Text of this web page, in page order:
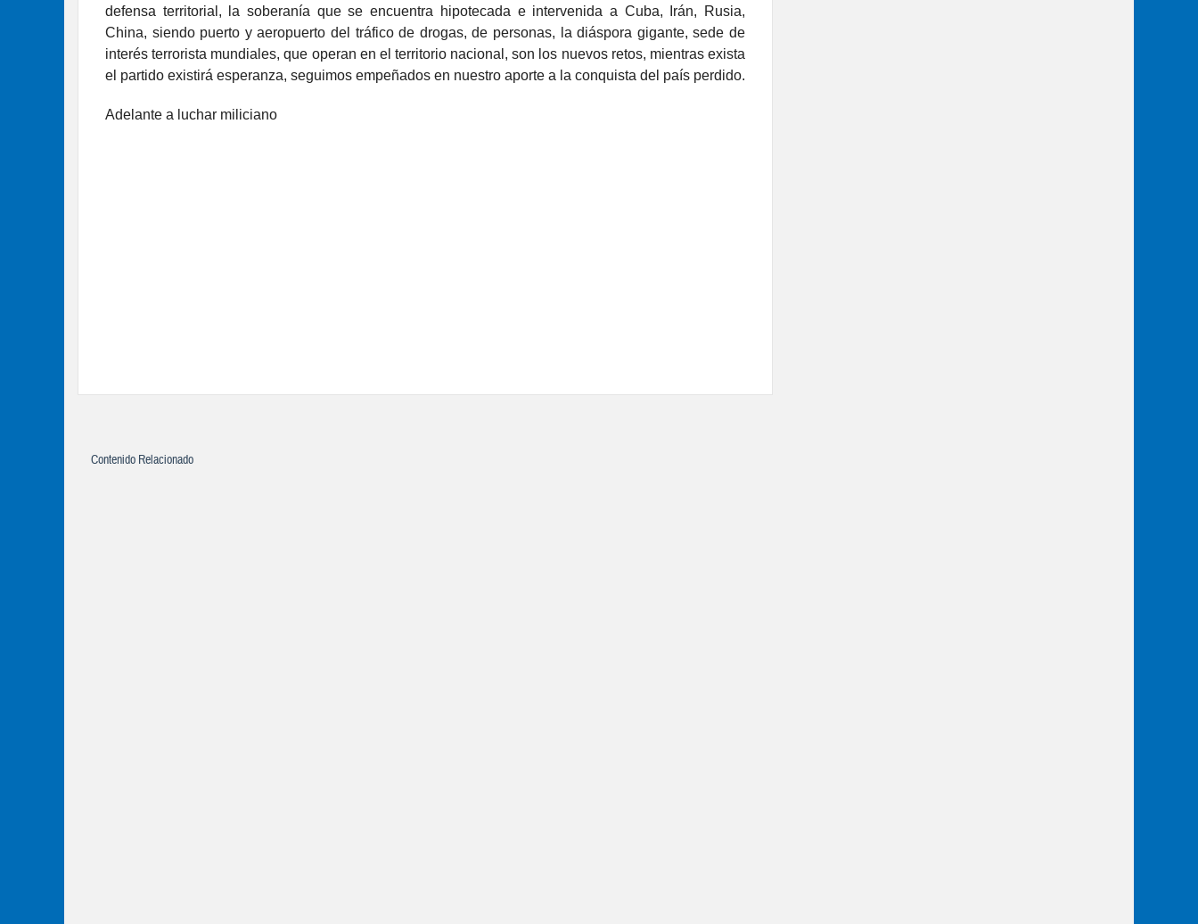
defensa territorial, la soberanía que se encuentra hipotecada e intervenida a Cuba, Irán, Rusia,
China, siendo puerto y aeropuerto del tráfico de drogas, de personas, la diáspora gigante, sede de
interés terrorista mundiales, que operan en el territorio nacional, son los nuevos retos, mientras exista
el partido existirá esperanza, seguimos empeñados en nuestro aporte a la conquista del país perdido.
Adelante a luchar miliciano
Contenido Relacionado